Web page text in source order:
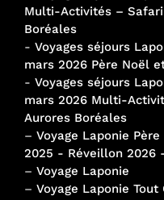
Multi-Activités –
Boréales
- Voyages séjours
mars 2026 Père Noël
- Voyages séjours
mars 2026 Multi-
Aurores Boréales
– Voyage Laponie
2025 - Réveillon
– Voyage Laponie
– Voyage Laponie Tout